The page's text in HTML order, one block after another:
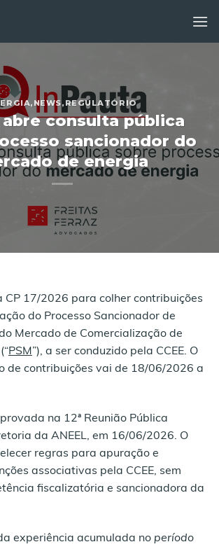
, NEWS, REGULATÓRIO
abre consulta pública
sancionador do
de energia
CP 17/2026 para colher contribuições
do Processo Sancionador de
Mercado de Comercialização de
PSM ”), a ser conduzido pela CCEE. O
de contribuições vai de 18/06/2026 a
na 12ª Reunião Pública
da ANEEL, em 16/06/2026. O
regras para apuração e
associativas pela CCEE, sem
fiscalizatória e sancionadora da
experiência acumulada no período